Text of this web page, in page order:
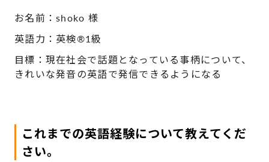
お名前：shoko 様
英語力：英検®1級
目標：現在社会で話題となっている事柄について、
きれいな発音の英語で発信できるようになる
これまでの英語経験について教えてくだ
さい。